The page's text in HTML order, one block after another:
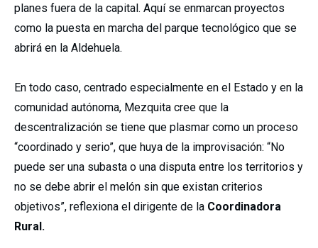
planes fuera de la capital. Aquí se enmarcan proyectos
como la puesta en marcha del parque tecnológico que se
abrirá en la Aldehuela.
En todo caso, centrado especialmente en el Estado y en la
comunidad autónoma, Mezquita cree que la
descentralización se tiene que plasmar como un proceso
“coordinado y serio”, que huya de la improvisación: “No
puede ser una subasta o una disputa entre los territorios y
no se debe abrir el melón sin que existan criterios
objetivos”, reflexiona el dirigente de la Coordinadora
Rural.